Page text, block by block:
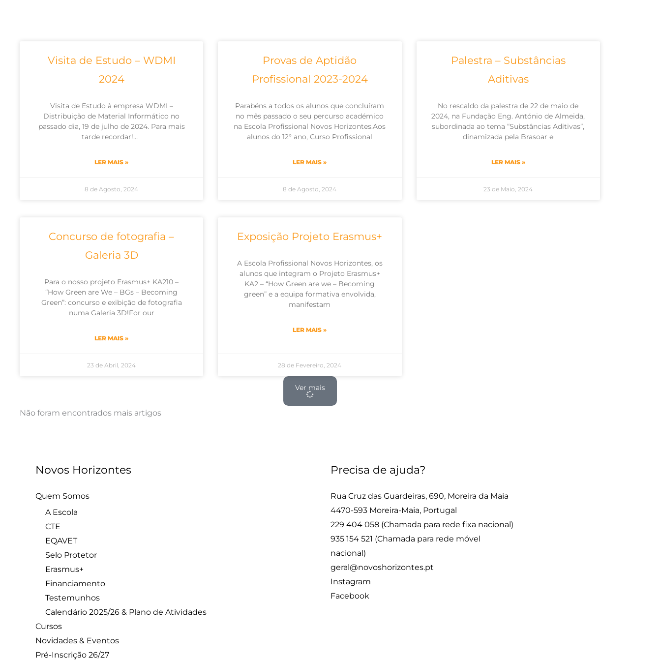
Visita de Estudo – WDMI
2024
Visita de Estudo à empresa WDMI –
Distribuição de Material Informático no
passado dia, 19 de julho de 2024. Para mais
tarde recordar!…
LER MAIS »
8 de Agosto, 2024
Provas de Aptidão
Profissional 2023-2024
Parabéns a todos os alunos que concluíram
no mês passado o seu percurso académico
na Escola Profissional Novos Horizontes.Aos
alunos do 12° ano, Curso Profissional
LER MAIS »
8 de Agosto, 2024
Palestra – Substâncias
Aditivas
No rescaldo da palestra de 22 de maio de
2024, na Fundação Eng. António de Almeida,
subordinada ao tema “Substâncias Aditivas”,
dinamizada pela Brasoar e
LER MAIS »
23 de Maio, 2024
Concurso de fotografia –
Galeria 3D
Para o nosso projeto Erasmus+ KA210 –
“How Green are We – BGs – Becoming
Green”: concurso e exibição de fotografia
numa Galeria 3D!For our
LER MAIS »
23 de Abril, 2024
Exposição Projeto Erasmus+
A Escola Profissional Novos Horizontes, os
alunos que integram o Projeto Erasmus+
KA2 – “How Green are we – Becoming
green” e a equipa formativa envolvida,
manifestam
LER MAIS »
28 de Fevereiro, 2024
Ver mais
Não foram encontrados mais artigos
Novos Horizontes
Quem Somos
A Escola
CTE
EQAVET
Selo Protetor
Erasmus+
Financiamento
Testemunhos
Calendário 2025/26 & Plano de Atividades
Cursos
Novidades & Eventos
Pré-Inscrição 26/27
Precisa de ajuda?
Rua Cruz das Guardeiras, 690, Moreira da Maia
4470-593 Moreira-Maia, Portugal
229 404 058 (Chamada para rede fixa nacional)
935 154 521 (Chamada para rede móvel
nacional)
geral@novoshorizontes.pt
Instagram
Facebook